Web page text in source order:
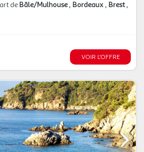
de Bâle/Mulhouse Bordeaux
Brest
VOIR L'OFFRE